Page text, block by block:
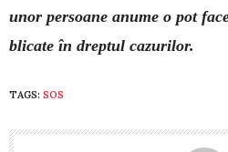
unor per­soa­ne anume o pot
blicate în dreptul cazu­rilor.
TAGS: SOS